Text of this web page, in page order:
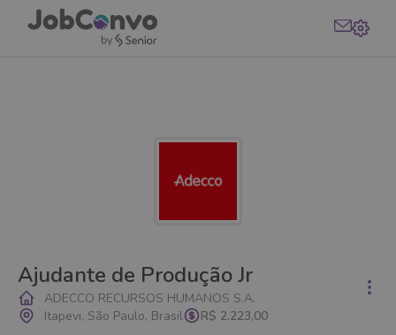
Ajudante de Produção Jr
ADECCO RECURSOS HUMANOS S.A.
Itapevi, São Paulo, Brasil
R$ 2.223,00